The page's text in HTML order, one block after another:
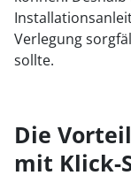
Verlegung
sollte.
Die
mit Klick-